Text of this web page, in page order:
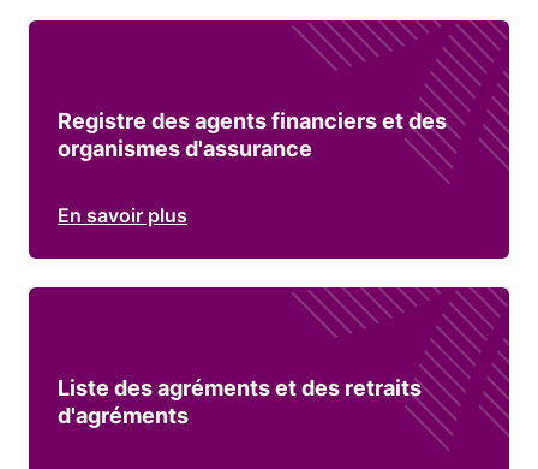
Registre des agents financiers et des
organismes d'assurance
En savoir plus
Liste des agréments et des retraits
d'agréments